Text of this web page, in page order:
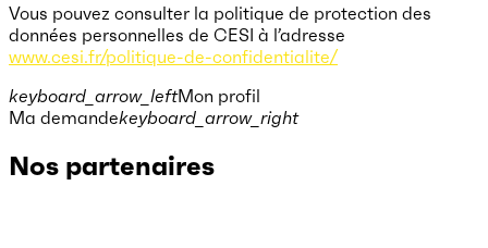
Vous pouvez consulter la politique de protection des
données personnelles de CESI à l’adresse
www.cesi.fr/politique-de-confidentialite/
keyboard_arrow_leftMon profil
Ma demandekeyboard_arrow_right
Nos partenaires